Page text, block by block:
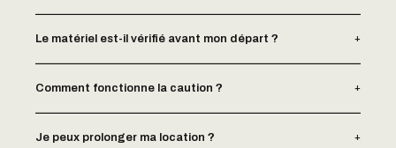
Le matériel est-il vérifié avant mon départ ? +
Comment fonctionne la caution ? +
Je peux prolonger ma location ? +